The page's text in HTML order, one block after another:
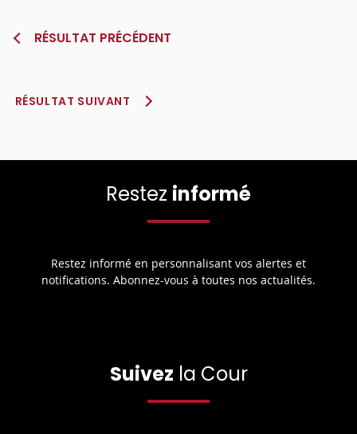
RÉSULTAT PRÉCÉDENT
RÉSULTAT SUIVANT
Restez informé
Restez informé en personnalisant vos alertes et
notifications. Abonnez-vous à toutes nos actualités.
Suivez la Cour